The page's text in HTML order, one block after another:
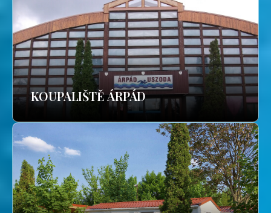
KOUPALIŠTĚ ÁRPÁD